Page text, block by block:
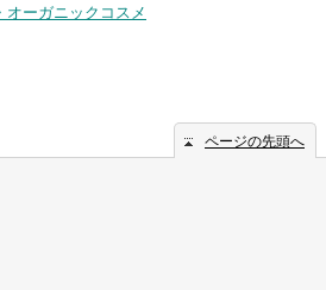
オーガニックコスメ
ページの先頭へ